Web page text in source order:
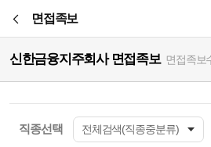
면접족보
신한금융지주회사 면접족보 면접족보
직종선택